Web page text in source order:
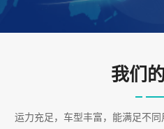
我们
运力充足，车型丰富，能满足不